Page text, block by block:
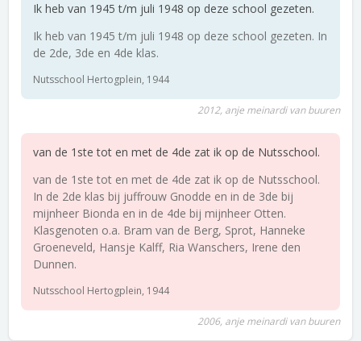
Ik heb van 1945 t/m juli 1948 op deze school gezeten.
Ik heb van 1945 t/m juli 1948 op deze school gezeten. In
de 2de, 3de en 4de klas.
Nutsschool Hertogplein, 1944
2012, anje meinardi van buuren
van de 1ste tot en met de 4de zat ik op de Nutsschool.
van de 1ste tot en met de 4de zat ik op de Nutsschool.
In de 2de klas bij juffrouw Gnodde en in de 3de bij
mijnheer Bionda en in de 4de bij mijnheer Otten.
Klasgenoten o.a. Bram van de Berg, Sprot, Hanneke
Groeneveld, Hansje Kalff, Ria Wanschers, Irene den
Dunnen.
Nutsschool Hertogplein, 1944
2006, anje meinardi van buuren